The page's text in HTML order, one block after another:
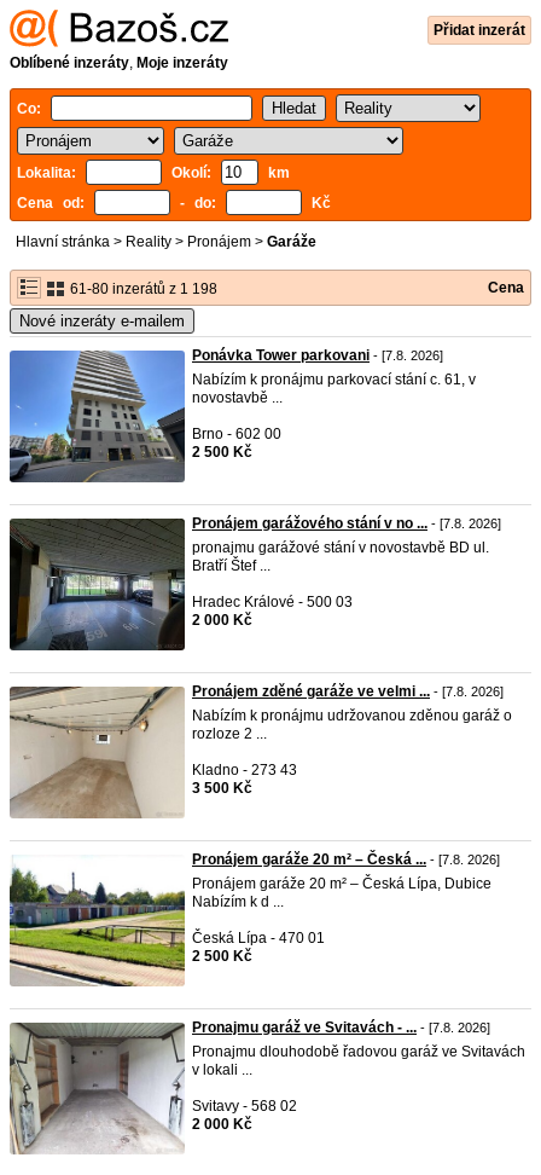
Přidat inzerát
Oblíbené inzeráty, Moje inzeráty
Co:
Lokalita: Okolí:
km
Cena od:
- do: Kč
Hlavní stránka > Reality > Pronájem > Garáže
61-80 inzerátů z 1 198 Cena
Nové inzeráty e-mailem
Ponávka Tower parkovani - [7.8. 2026]
Nabízím k pronájmu parkovací stání c. 61, v
novostavbě ...
Brno - 602 00
2 500 Kč
Pronájem garážového stání v no ... - [7.8. 2026]
pronajmu garážové stání v novostavbě BD ul.
Bratří Štef ...
Hradec Králové - 500 03
2 000 Kč
Pronájem zděné garáže ve velmi ... - [7.8. 2026]
​Nabízím k pronájmu udržovanou zděnou garáž o
rozloze 2 ...
Kladno - 273 43
3 500 Kč
Pronájem garáže 20 m² – Česká ... - [7.8. 2026]
Pronájem garáže 20 m² – Česká Lípa, Dubice
Nabízím k d ...
Česká Lípa - 470 01
2 500 Kč
Pronajmu garáž ve Svitavách - ... - [7.8. 2026]
Pronajmu dlouhodobě řadovou garáž ve Svitavách
v lokali ...
Svitavy - 568 02
2 000 Kč